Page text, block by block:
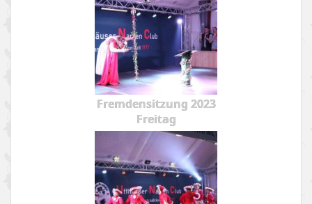
Fremdensitzung 2023
Freitag